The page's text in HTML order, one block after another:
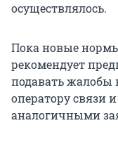
осуществлялось.
Пока новые
рекомендует
подавать жалобы
оператору связи
аналогичными